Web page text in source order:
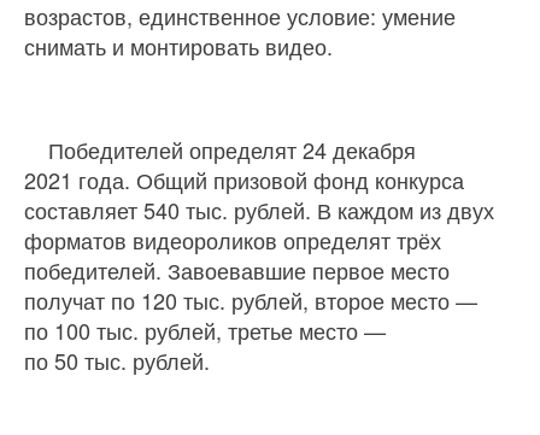
возрастов, единственное условие: умение
снимать и монтировать видео.
Победителей определят 24 декабря
2021 года. Общий призовой фонд конкурса
составляет 540 тыс. рублей. В каждом из двух
форматов видеороликов определят трёх
победителей. Завоевавшие первое место
получат по 120 тыс. рублей, второе место —
по 100 тыс. рублей, третье место —
по 50 тыс. рублей.